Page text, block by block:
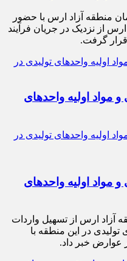
منطقه آزاد ارس با حضور
از نزدیک در جریان فرآیند
گرفت.
مواد اولیه واحدهای
مواد اولیه واحدهای
آزاد ارس از تسهیل واردات
تولیدی در این منطقه با
عوارض خبر داد.